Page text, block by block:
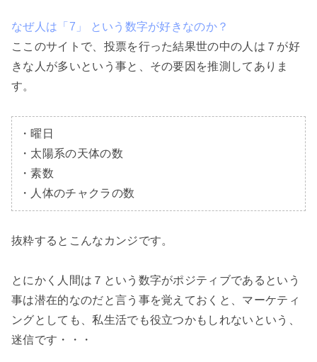
なぜ人は「7」 という数字が好きなのか？
ここのサイトで、投票を行った結果世の中の人は７が好
きな人が多いという事と、その要因を推測してありま
す。
・曜日
・太陽系の天体の数
・素数
・人体のチャクラの数
抜粋するとこんなカンジです。
とにかく人間は７という数字がポジティブであるという
事は潜在的なのだと言う事を覚えておくと、マーケティ
ングとしても、私生活でも役立つかもしれないという、